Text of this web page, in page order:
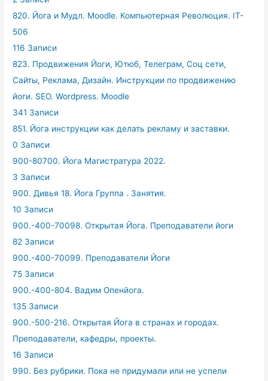
820. Йога и Мудл. Moodle. Компьютерная Революция. IT-
506
116 Записи
823. Продвижения Йоги, Ютюб, Телеграм, Соц сети,
Сайты, Реклама, Дизайн. Инструкции по продвижению
йоги. SEO. Wordpress. Moodle
341 Записи
851. Йога инструкции как делать рекламу и заставки.
0 Записи
900-80700. Йога Магистратура 2022.
3 Записи
900. Дивья 18. Йога Группа . Занятия.
10 Записи
900.-400-70098. Открытая Йога. Преподаватели йоги
82 Записи
900.-400-70099. Преподаватели Йоги
75 Записи
900.-400-804. Вадим Опенйога.
135 Записи
900.-500-216. Открытая Йога в странах и городах.
Преподаватели, кафедры, проекты.
16 Записи
990. Без рубрики. Пока не придумали или не успели